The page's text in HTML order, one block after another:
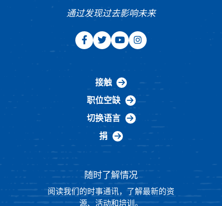
通过发现过去影响未来
接触
职位空缺
切换语言
捐
随时了解情况
阅读我们的时事通讯，了解最新的资
源、活动和培训。